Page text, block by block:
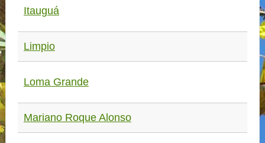
Itauguá
Limpio
Loma Grande
Mariano Roque Alonso